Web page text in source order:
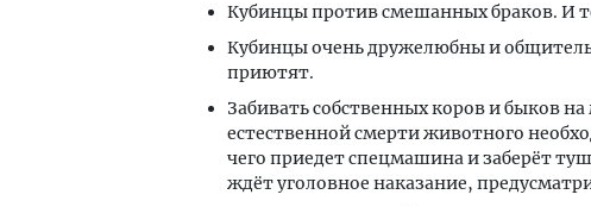
Кубинцы против смешанных браков. И
Кубинцы очень дружелюбны и
приютят.
Забивать собственных коров и быков
естественной смерти животного
чего приедет спецмашина и заберёт
ждёт уголовное наказание,